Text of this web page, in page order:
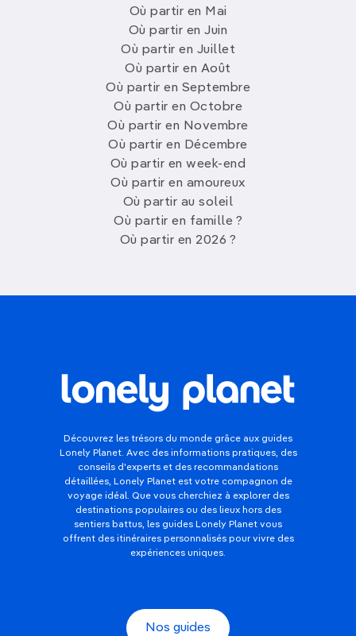
Où partir en Mai
Où partir en Juin
Où partir en Juillet
Où partir en Août
Où partir en Septembre
Où partir en Octobre
Où partir en Novembre
Où partir en Décembre
Où partir en week-end
Où partir en amoureux
Où partir au soleil
Où partir en famille ?
Où partir en 2026 ?
Découvrez les trésors du monde grâce aux guides
Lonely Planet. Avec des informations pratiques, des
conseils d'experts et des recommandations
détaillées, Lonely Planet est votre compagnon de
voyage idéal. Que vous cherchiez à explorer des
destinations populaires ou des lieux hors des
sentiers battus, les guides Lonely Planet vous
offrent des itinéraires personnalisés pour vivre des
expériences uniques.
Nos guides